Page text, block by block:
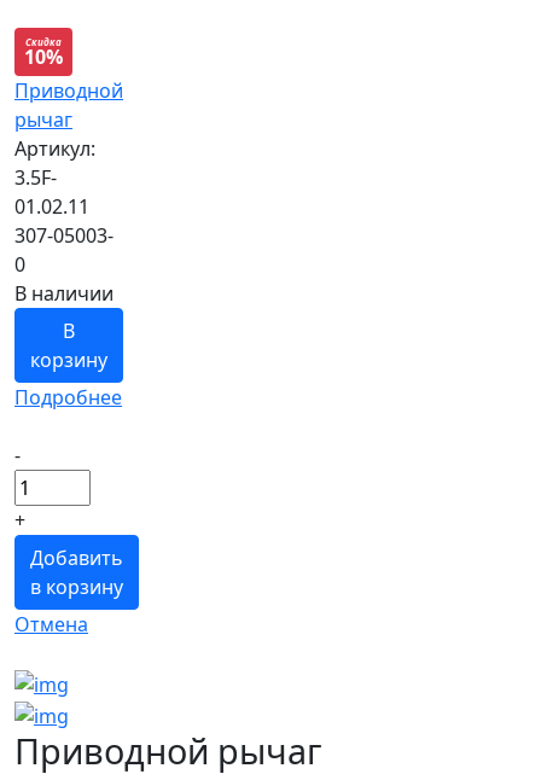
Скидка
10%
Приводной
рычаг
Артикул:
3.5F-
01.02.11
307-05003-
0
В наличии
В
корзину
Подробнее
-
+
Добавить
в корзину
Отмена
Приводной рычаг